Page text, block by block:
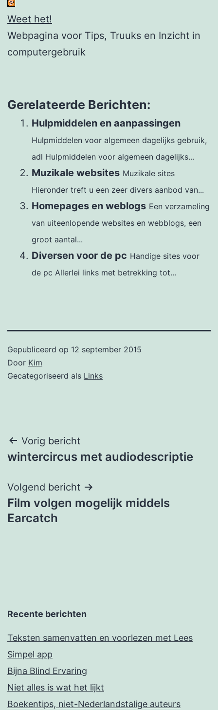
Weet het!
Webpagina voor Tips, Truuks en Inzicht in
computergebruik
Gerelateerde Berichten:
Hulpmiddelen en aanpassingen
Hulpmiddelen voor algemeen dagelijks gebruik,
adl Hulpmiddelen voor algemeen dagelijks...
Muzikale websites Muzikale sites
Hieronder treft u een zeer divers aanbod van...
Homepages en weblogs Een verzameling
van uiteenlopende websites en webblogs, een
groot aantal...
Diversen voor de pc Handige sites voor
de pc Allerlei links met betrekking tot...
Gepubliceerd op 12 september 2015
Door Kim
Gecategoriseerd als Links
Bericht
navigatie
Vorig bericht
wintercircus met audiodescriptie
Volgend bericht
Film volgen mogelijk middels
Earcatch
Recente berichten
Teksten samenvatten en voorlezen met Lees
Simpel app
Bijna Blind Ervaring
Niet alles is wat het lijkt
Boekentips, niet-Nederlandstalige auteurs